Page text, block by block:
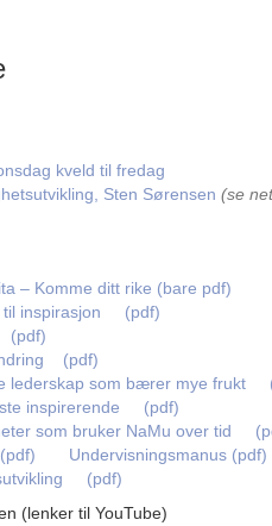
kveld til fredag
Sten Sørensen (se
– Komme ditt rike (bare pdf)
inspirasjon
(pdf)
(pdf)
(pdf)
lederskap som bærer mye frukt
inspirerende
(pdf)
som bruker NaMu over tid
(pdf)
Undervisningsmanus (pdf)
(pdf)
(lenker til YouTube)